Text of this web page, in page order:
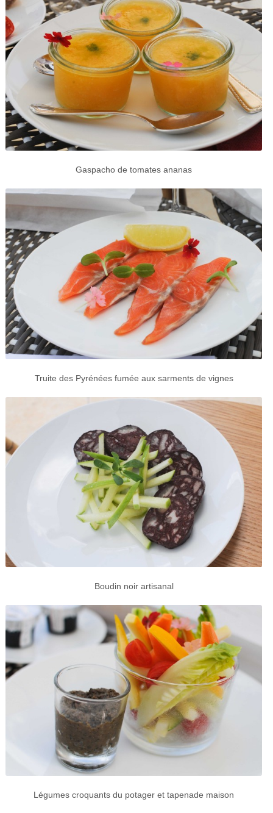
Gaspacho de tomates ananas
Truite des Pyrénées fumée aux sarments de vignes
Boudin noir artisanal
Légumes croquants du potager et tapenade maison